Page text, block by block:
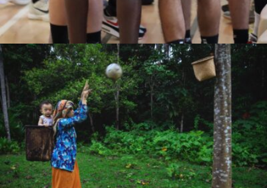
Ryan Dhika Nugraha